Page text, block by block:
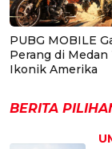
PUBG MOBILE
Perang di
Ikonik Amerika
BERITA